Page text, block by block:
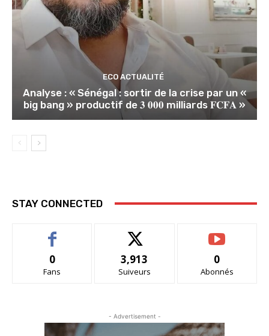
ECO ACTUALITÉ
Analyse : « Sénégal : sortir de la crise par un «
big bang » productif de 𝟑 𝟎𝟎𝟎 milliards 𝐅𝐂𝐅𝐀 »
STAY CONNECTED
0
Fans
3,913
Suiveurs
0
Abonnés
- Advertisement -